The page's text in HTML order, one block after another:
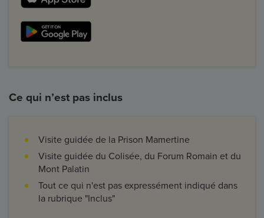
Ce qui n’est pas inclus
Visite guidée de la Prison Mamertine
Visite guidée du Colisée, du Forum Romain et du
Mont Palatin
Tout ce qui n'est pas expressément indiqué dans
la rubrique "Inclus"